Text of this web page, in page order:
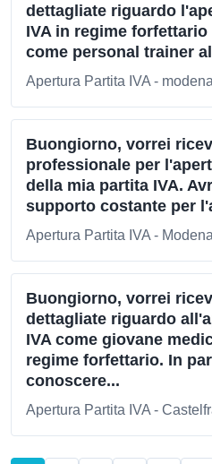
dettagliate riguardo
IVA in regime
come personal trainer
Apertura Partita IVA -
Buongiorno, vorrei
professionale per
della mia partita IVA.
supporto costante per
Apertura Partita IVA -
Buongiorno, vorrei
dettagliate riguardo
IVA come giovane
regime forfettario. In
conoscere...
Apertura Partita IVA -